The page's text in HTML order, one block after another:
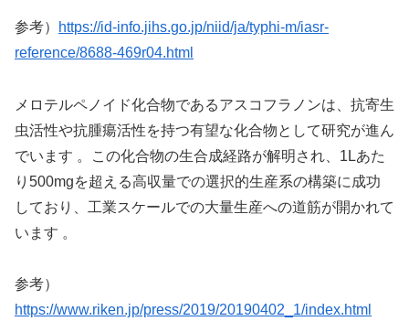
参考）
https://id-info.jihs.go.jp/niid/ja/typhi-m/iasr-
reference/8688-469r04.html
メロテルペノイド化合物であるアスコフラノンは、抗寄生
虫活性や抗腫瘍活性を持つ有望な化合物として研究が進ん
でいます 。この化合物の生合成経路が解明され、1Lあた
り500mgを超える高収量での選択的生産系の構築に成功
しており、工業スケールでの大量生産への道筋が開かれて
います 。
参考）
https://www.riken.jp/press/2019/20190402_1/index.html